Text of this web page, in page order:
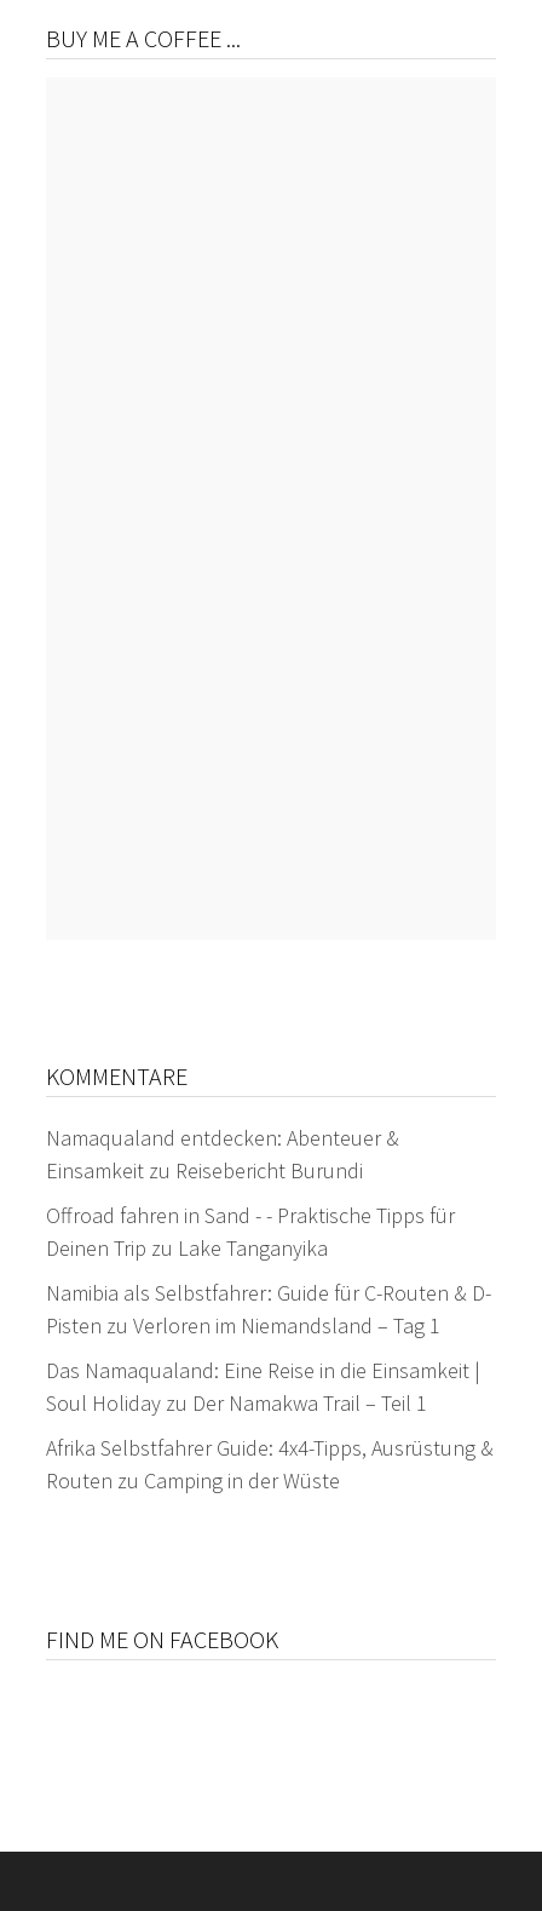
BUY ME A COFFEE ...
KOMMENTARE
Namaqualand entdecken: Abenteuer &
Einsamkeit zu Reisebericht Burundi
Offroad fahren in Sand - - Praktische Tipps für
Deinen Trip zu Lake Tanganyika
Namibia als Selbstfahrer: Guide für C-Routen & D-
Pisten zuVerloren im Niemandsland – Tag 1
Das Namaqualand: Eine Reise in die Einsamkeit |
Soul Holiday zu Der Namakwa Trail – Teil 1
Afrika Selbstfahrer Guide: 4x4-Tipps, Ausrüstung &
Routen zu Camping in der Wüste
FIND ME ON FACEBOOK